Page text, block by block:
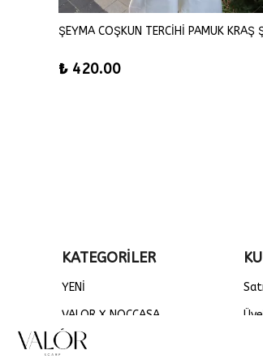
ŞEYMA COŞKUN TERCİHİ PAMUK KRAŞ
₺ 420.00
KATEGORİLER
YENİ
VALOR X NOCCASA
DÜZ ŞALLAR